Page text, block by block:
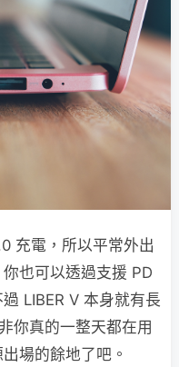
充電，所以平常外出
也可以透過支援 PD
LIBER V 本身就有長
你真的一整天都在用
場的餘地了吧。